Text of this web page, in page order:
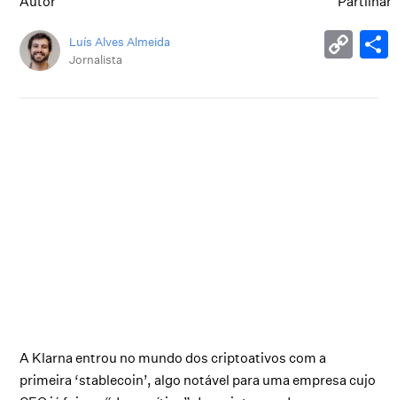
Luís Alves Almeida
Jornalista
A Klarna entrou no mundo dos criptoativos com a
primeira ‘stablecoin’, algo notável para uma empresa cujo